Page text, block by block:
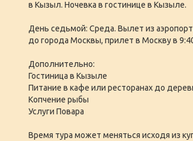
в Кызыл. Ночевка в гостинице в Кызыле.
День седьмой: Среда. Вылет из
до города Москвы, прилет в Москву в
Дополнительно:
Гостиница в Кызыле
Питание в кафе или ресторанах до
Копчение рыбы
Услуги Повара
Время тура может меняться исходя из